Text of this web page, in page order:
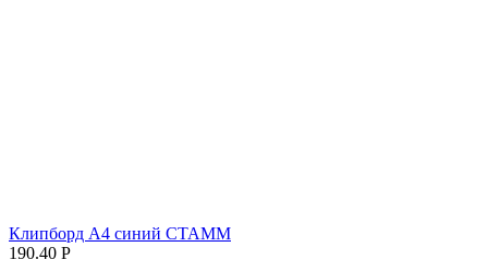
Клипборд А4 синий СТАММ
190.40 Р